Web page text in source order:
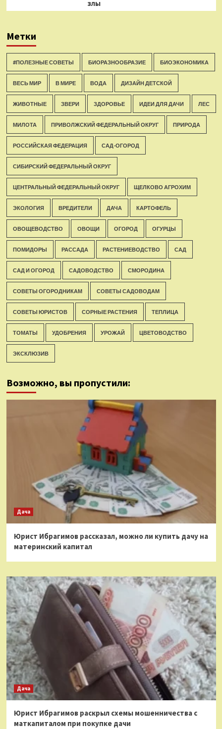
злы
Метки
#ПОЛЕЗНЫЕ СОВЕТЫ БИОРАЗНООБРАЗИЕ БИОЭКОНОМИКА
ВЕСЬ МИР В МИРЕ ВОДА ДИЗАЙН ДЕТСКОЙ
ЖИВОТНЫЕ ЗВЕРИ ЗДОРОВЬЕ ИДЕИ ДЛЯ ДАЧИ ЛЕС
МИЛОТА ПРИВОЛЖСКИЙ ФЕДЕРАЛЬНЫЙ ОКРУГ ПРИРОДА
РОССИЙСКАЯ ФЕДЕРАЦИЯ САД-ОГОРОД
СИБИРСКИЙ ФЕДЕРАЛЬНЫЙ ОКРУГ
ЦЕНТРАЛЬНЫЙ ФЕДЕРАЛЬНЫЙ ОКРУГ ЩЕЛКОВО АГРОХИМ
ЭКОЛОГИЯ ВРЕДИТЕЛИ ДАЧА КАРТОФЕЛЬ
ОВОЩЕВОДСТВО ОВОЩИ ОГОРОД ОГУРЦЫ
ПОМИДОРЫ РАССАДА РАСТЕНИЕВОДСТВО САД
САД И ОГОРОД САДОВОДСТВО СМОРОДИНА
СОВЕТЫ ОГОРОДНИКАМ СОВЕТЫ САДОВОДАМ
СОВЕТЫ ЮРИСТОВ СОРНЫЕ РАСТЕНИЯ ТЕПЛИЦА
ТОМАТЫ УДОБРЕНИЯ УРОЖАЙ ЦВЕТОВОДСТВО
ЭКСКЛЮЗИВ
Возможно, вы пропустили:
Дача
Юрист Ибрагимов рассказал, можно ли купить дачу на
материнский капитал
Дача
Юрист Ибрагимов раскрыл схемы мошенничества с
маткапиталом при покупке дачи